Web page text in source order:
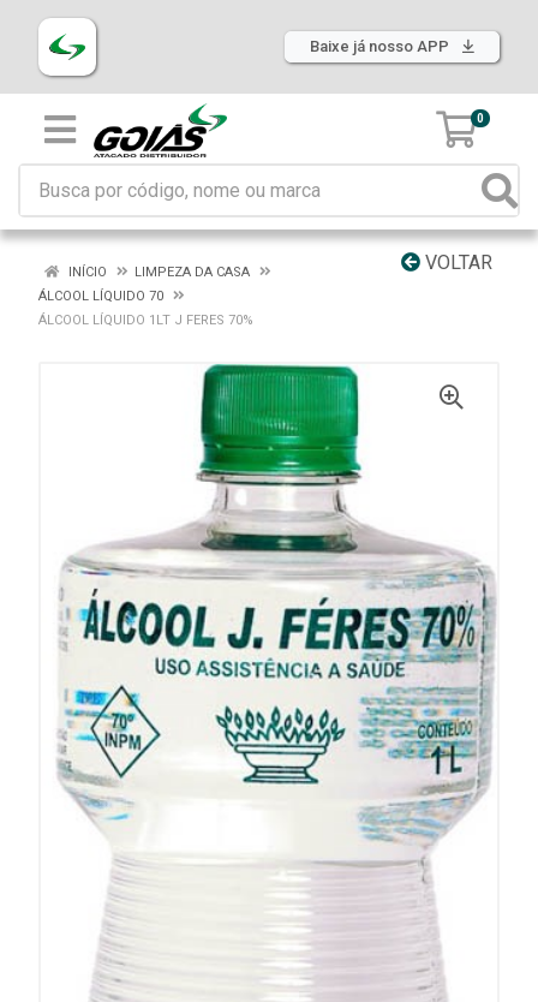
Baixe já nosso APP
0
VOLTAR
INÍCIO
LIMPEZA DA CASA
ÁLCOOL LÍQUIDO 70
ÁLCOOL LÍQUIDO 1LT J FERES 70%